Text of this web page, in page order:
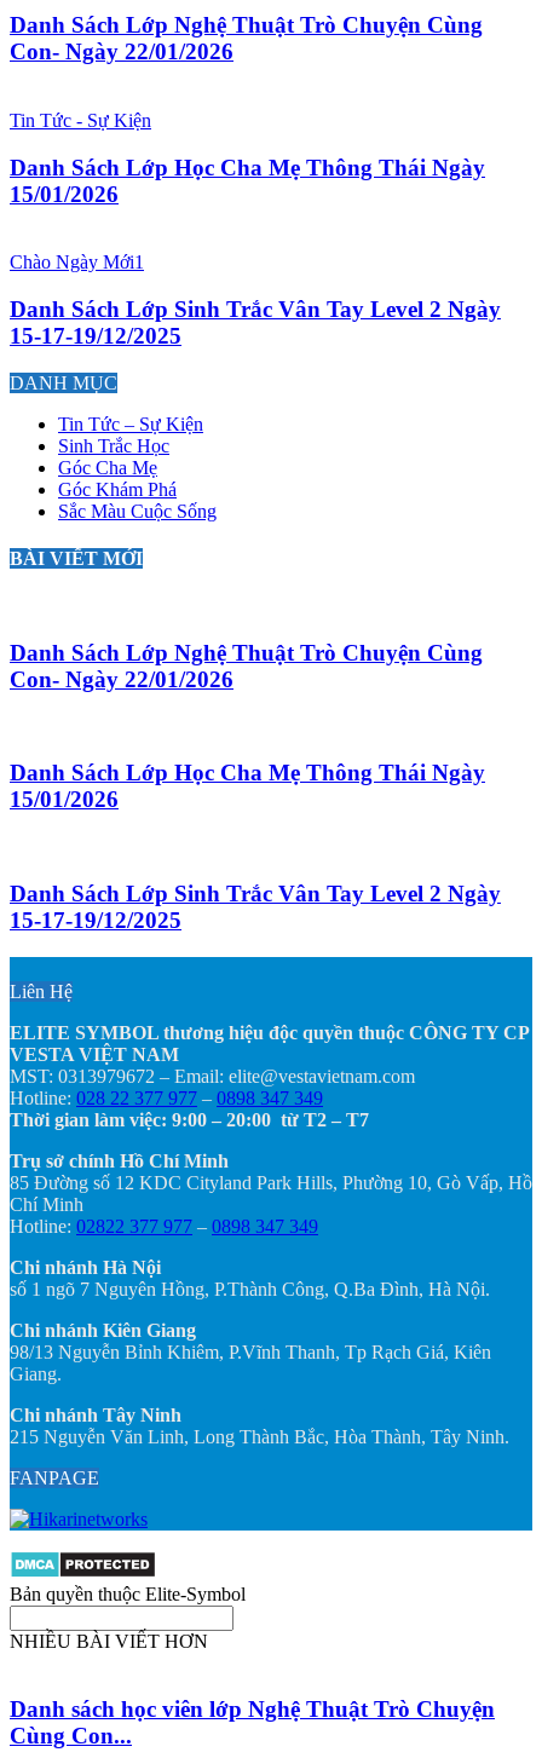
Danh Sách Lớp Nghệ Thuật Trò Chuyện Cùng
Con- Ngày 22/01/2026
Tin Tức - Sự Kiện
Danh Sách Lớp Học Cha Mẹ Thông Thái Ngày
15/01/2026
Chào Ngày Mới1
Danh Sách Lớp Sinh Trắc Vân Tay Level 2 Ngày
15-17-19/12/2025
DANH MỤC
Tin Tức – Sự Kiện
Sinh Trắc Học
Góc Cha Mẹ
Góc Khám Phá
Sắc Màu Cuộc Sống
BÀI VIẾT MỚI
Danh Sách Lớp Nghệ Thuật Trò Chuyện Cùng
Con- Ngày 22/01/2026
Danh Sách Lớp Học Cha Mẹ Thông Thái Ngày
15/01/2026
Danh Sách Lớp Sinh Trắc Vân Tay Level 2 Ngày
15-17-19/12/2025
Liên Hệ
ELITE SYMBOL thương hiệu độc quyền thuộc CÔNG TY CP
VESTA VIỆT NAM
MST: 0313979672 – Email: elite@vestavietnam.com
Hotline: 028 22 377 977 – 0898 347 349
Thời gian làm việc: 9:00 – 20:00 từ T2 – T7
Trụ sở chính Hồ Chí Minh
85 Đường số 12 KDC Cityland Park Hills, Phường 10, Gò Vấp, Hồ
Chí Minh
Hotline: 02822 377 977 – 0898 347 349
Chi nhánh Hà Nội
số 1 ngõ 7 Nguyên Hồng, P.Thành Công, Q.Ba Đình, Hà Nội.
Chi nhánh Kiên Giang
98/13 Nguyễn Bỉnh Khiêm, P.Vĩnh Thanh, Tp Rạch Giá, Kiên
Giang.
Chi nhánh Tây Ninh
215 Nguyễn Văn Linh, Long Thành Bắc, Hòa Thành, Tây Ninh.
FANPAGE
Bản quyền thuộc Elite-Symbol
NHIỀU BÀI VIẾT HƠN
Danh sách học viên lớp Nghệ Thuật Trò Chuyện
Cùng Con...